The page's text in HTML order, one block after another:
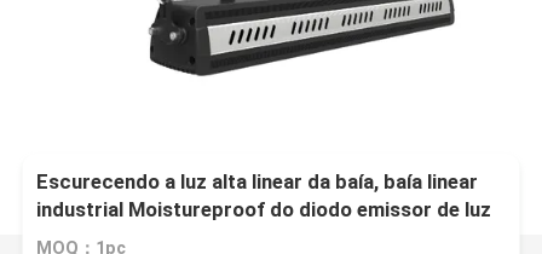
Escurecendo a luz alta linear da baía, baía linear
industrial Moistureproof do diodo emissor de luz
MOQ：1pc